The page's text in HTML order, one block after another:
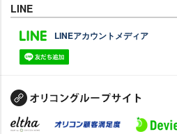
LINE
LINEアカウントメディア